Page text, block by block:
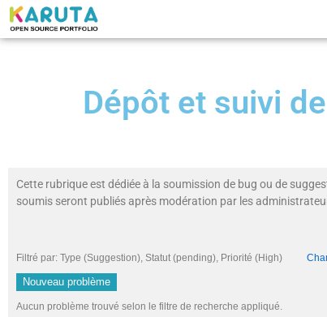
Dépôt et suivi de
Cette rubrique est dédiée à la soumission de bug ou de
soumis seront publiés après modération par les
Filtré par: Type (Suggestion), Statut (pending), Priorité (High)
Nouveau problème
Aucun problème trouvé selon le filtre de recherche appliqué.